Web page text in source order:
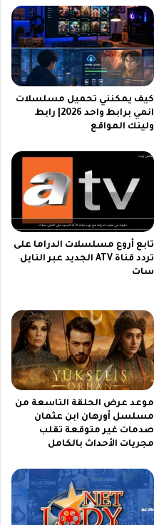
كيف يمكنني تحميل مسلسلات
انمي برابط واحد 2026| رابط
ولينك المواقع
تابع أروع مسلسلات الدراما على
تردد قناة ATV الجديد عبر النايل
سات
موعد عرض الحلقة التاسعة من
مسلسل أورهان ابن عثمان
صدمات غير متوقعة تقلب
مجريات الأحداث بالكامل